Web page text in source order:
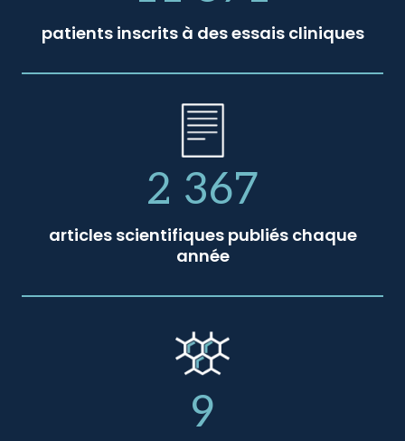
patients inscrits à des essais cliniques
2 367
articles scientifiques publiés chaque
année
9